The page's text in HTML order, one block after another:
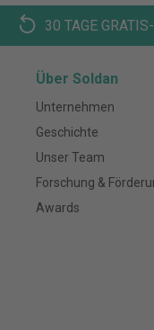
30 TAGE
Über Soldan
Unternehmen
Geschichte
Unser Team
Forschung &
Awards